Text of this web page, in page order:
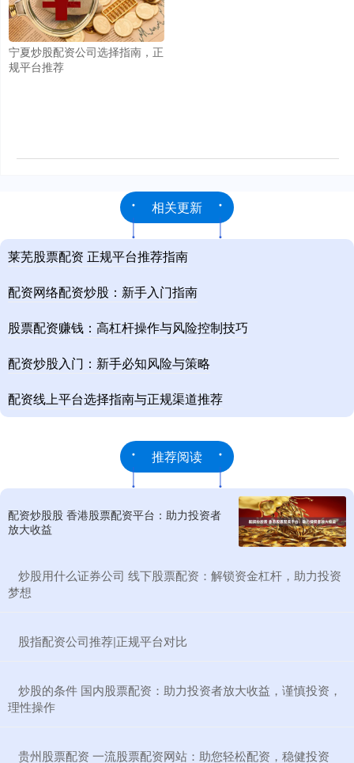
宁夏炒股配资公司选择指南，正
规平台推荐
相关更新
莱芜股票配资 正规平台推荐指南
配资网络配资炒股：新手入门指南
股票配资赚钱：高杠杆操作与风险控制技巧
配资炒股入门：新手必知风险与策略
配资线上平台选择指南与正规渠道推荐
推荐阅读
配资炒股股 香港股票配资平台：助力投资者
放大收益
​炒股用什么证券公司 线下股票配资：解锁资金杠杆，助力投资
梦想
​股指配资公司推荐|正规平台对比
​炒股的条件 国内股票配资：助力投资者放大收益，谨慎投资，
理性操作
​贵州股票配资 一流股票配资网站：助您轻松配资，稳健投资